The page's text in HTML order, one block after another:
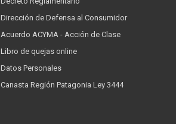
Dirección de Defensa al Consumidor
Acuerdo ACYMA - Acción de Clase
Libro de quejas online
Datos Personales
Canasta Región Patagonia Ley 3444